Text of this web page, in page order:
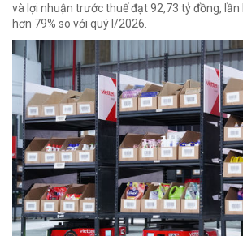
và lợi nhuận trước thuế đạt 92,73 tỷ đồng,
hơn 79% so với quý I/2026.